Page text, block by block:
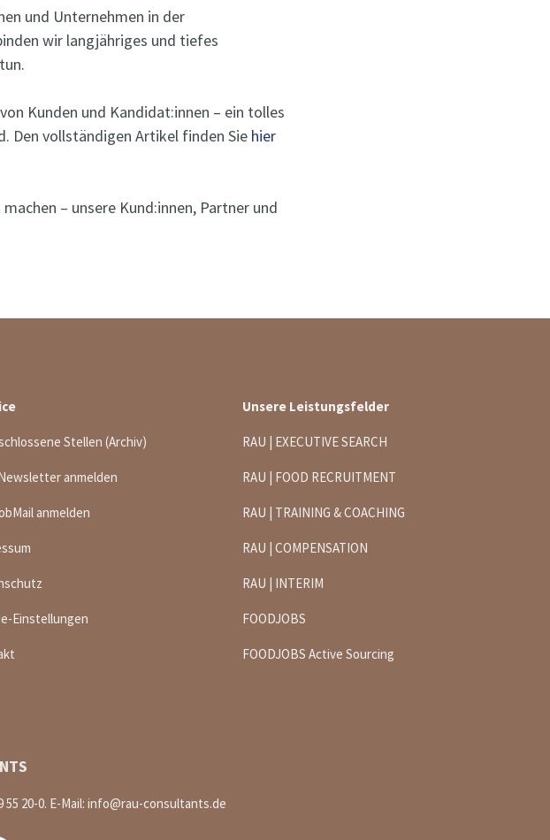
und Unternehmen in der
wir langjähriges und tiefes
Kunden und Kandidat:innen – ein tolles
Den vollständigen Artikel finden Sie hier
– unsere Kund:innen, Partner und
Stellen (Archiv)
anmelden
anmelden
Einstellungen
Unsere Leistungsfelder
RAU | EXECUTIVE SEARCH
RAU | FOOD RECRUITMENT
RAU | TRAINING & COACHING
RAU | COMPENSATION
RAU | INTERIM
FOODJOBS
FOODJOBS Active Sourcing
20-0. E-Mail: info@rau-consultants.de